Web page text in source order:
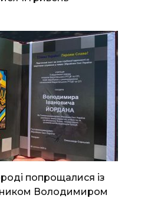
попрощалися із
Володимиром